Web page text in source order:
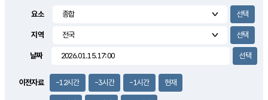
1.8m/s
요소
지역
날짜
이전자료 -12시간 -3시간 -1시간 현재